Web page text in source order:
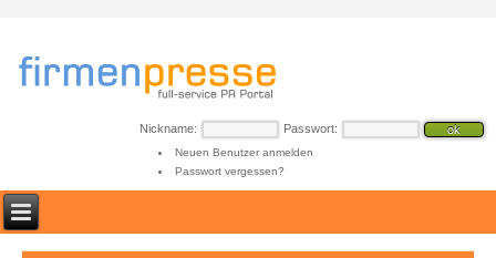
Nickname: Passwort:
Neuen Benutzer anmelden
Passwort vergessen?